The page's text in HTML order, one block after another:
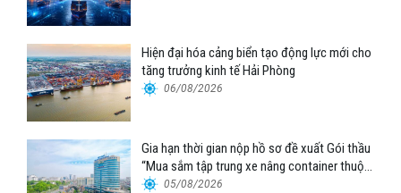
Hiện đại hóa cảng biển tạo động lực mới cho
tăng trưởng kinh tế Hải Phòng
06/08/2026
Gia hạn thời gian nộp hồ sơ đề xuất Gói thầu
“Mua sắm tập trung xe nâng container thuộc
Tổng công ty Hàng hải Việt Nam – CTCP”
05/08/2026